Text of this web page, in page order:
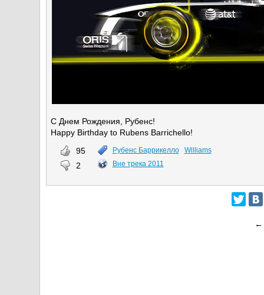
С Днем Рождения, Рубенс!
Happy Birthday to Rubens Barrichello!
95
2
Рубенс Баррикелло
Williams
Вне трека 2011